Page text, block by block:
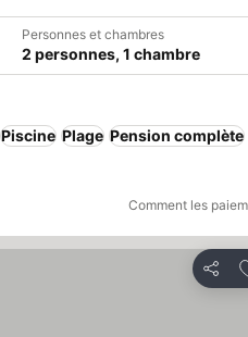
Personnes et chambres
2 personnes, 1 chambre
Piscine Plage Pension complète
Comment les